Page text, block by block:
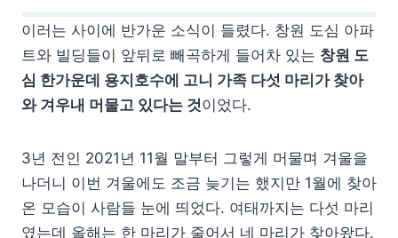
이러는 사이에 반가운 소식이 들렸다. 창원 도심 아파
트와 빌딩들이 앞뒤로 빼곡하게 들어차 있는 창원 도
심 한가운데 용지호수에 고니 가족 다섯 마리가 찾아
와 겨우내 머물고 있다는 것이었다.
3년 전인 2021년 11월 말부터 그렇게 머물며 겨울을
나더니 이번 겨울에도 조금 늦기는 했지만 1월에 찾아
온 모습이 사람들 눈에 띄었다. 여태까지는 다섯 마리
였는데 올해는 한 마리가 줄어서 네 마리가 찾아왔다.